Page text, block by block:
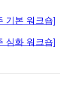
기본 워크숍]
심화 워크숍]